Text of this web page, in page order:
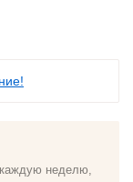
каждую неделю,